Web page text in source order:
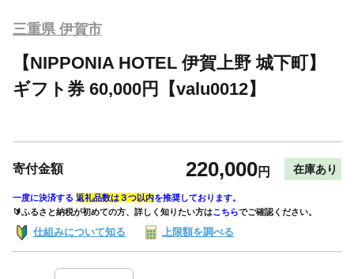
三重県 伊賀市
【NIPPONIA HOTEL 伊賀上野 城下町】
ギフト券 60,000円【valu0012】
寄付金額 220,000円 在庫あり
一度に決済する 返礼品数は３つ以内を推奨しております。
🔰ふるさと納税が初めての方、詳しく知りたい方はこちらでご確認ください。
仕組みについて知る 上限額を調べる